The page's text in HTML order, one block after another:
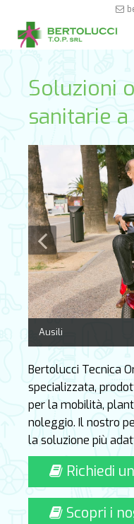
SERVIZI
PARTNER
CONTATTI
Soluzioni
sanitarie
Ausili
Bertolucci Tecnica
specializzata,
per la mobilità,
noleggio. Il nostro
la soluzione più
Richiedi
Scopri i